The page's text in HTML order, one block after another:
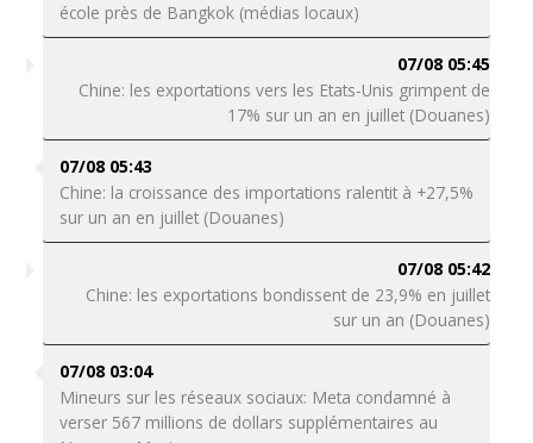
école près de Bangkok (médias locaux)
07/08 05:45
Chine: les exportations vers les Etats-Unis grimpent de
17% sur un an en juillet (Douanes)
07/08 05:43
Chine: la croissance des importations ralentit à +27,5%
sur un an en juillet (Douanes)
07/08 05:42
Chine: les exportations bondissent de 23,9% en juillet
sur un an (Douanes)
07/08 03:04
Mineurs sur les réseaux sociaux: Meta condamné à
verser 567 millions de dollars supplémentaires au